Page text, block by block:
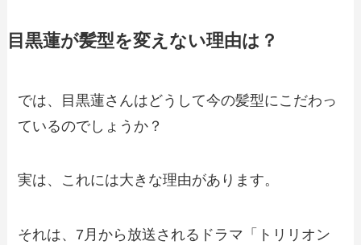
目黒蓮が髪型を変えない理由は？
では、目黒蓮さんはどうして今の髪型にこだわっ
ているのでしょうか？
実は、これには大きな理由があります。
それは、7月から放送されるドラマ「トリリオン